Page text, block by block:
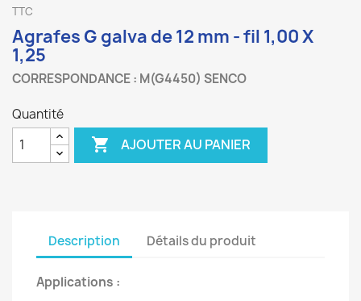
TTC
Agrafes G galva de 12 mm - fil 1,00 X
1,25
CORRESPONDANCE : M(G4450) SENCO
Quantité
 AJOUTER AU PANIER
Description Détails du produit
Applications :